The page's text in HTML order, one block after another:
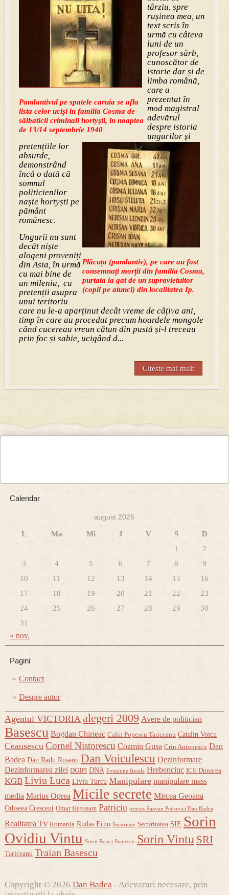
Pandantivul pe spatele caruia se afla
lista celor uciși în familia Cosma de
sălbaticii criminali hortyști, în noaptea
de 13/14 septembrie 1940
Plăcuța (pandantiv), pe care au fost
consemnați morții din familia Cosma,
purtata la gat de un supravietuitor
(copil pe atunci) din localitatea Ip.
târziu, spre
rușinea mea, un
text scris în
urmă cu câteva
luni de un
profesor sârb,
cunoscător de
istorie dar și de
limba română,
care a
prezentat în
mod magistral
adevărul
despre istoria
ungurilor și
pretențiile lor
absurde,
demonstrând
încă o dată că
somnul
politicienilor
naște hortyști pe
pământ
românesc.
Ungurii nu sunt
decât niște
alogeni proveniți
din Asia, în urmă
cu mai bine de
un mileniu, cu
pretenții asupra
unui teritoriu
care nu le-a aparținut decât vreme de câțiva ani,
timp în care au procedat precum hoardele mongole
când cucereau vreun cătun din pustă și-l treceau
prin foc și sabie, ucigând d...
Citeste mai mult
Calendar
august 2026
L Ma Mi J V S
D
1
2
3
4 5 6 7 8
9
10
11 12 13 14 15
16
17
18 19 20 21 22
23
24
25 26 27 28 29
30
31
« nov.
Pagini
Contact
Despre autor
Agentul VICTORIA alegeri 2009 Avere de politician
Basescu Bogdan Chirieac Calin Popescu Tariceanu Catalin Voicu
Ceausescu Cornel Nistorescu Cozmin Gusa Crin Antonescu Dan
Badea Dan Radu Rusanu Dan Voiculescu Dezinformare
Dezinformarea zilei DGIPI DNA Evaziune fiscala Hrebenciuc ICE Dunarea
KGB Liviu Luca Liviu Turcu Manipulare manipulare mass
media Marius Oprea Micile secrete Mircea Geoana
Odiseea Crescent Omar Hayssam Patriciu proces Razvan Petrovici Dan Badea
Realitatea Tv Romania Rudas Erno Securitate Securitatea SIE Sorin
Ovidiu Vintu Sorin Rosca Stanescu Sorin Vintu SRI
Tariceanu Traian Basescu
Copyright © 2026 Dan Badea - Adevaruri necesare, prin